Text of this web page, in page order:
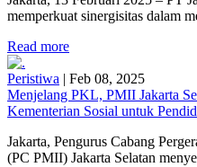
memperkuat sinergisitas dalam
Read more
Peristiwa | Feb 08, 2025
Menjelang PKL, PMII Jakarta
Kementerian Sosial untuk
Jakarta, Pengurus Cabang
(PC PMII) Jakarta Selatan